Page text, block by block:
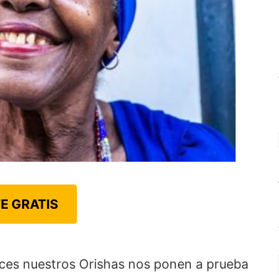
GRATIS
nuestros Orishas nos ponen a prueba